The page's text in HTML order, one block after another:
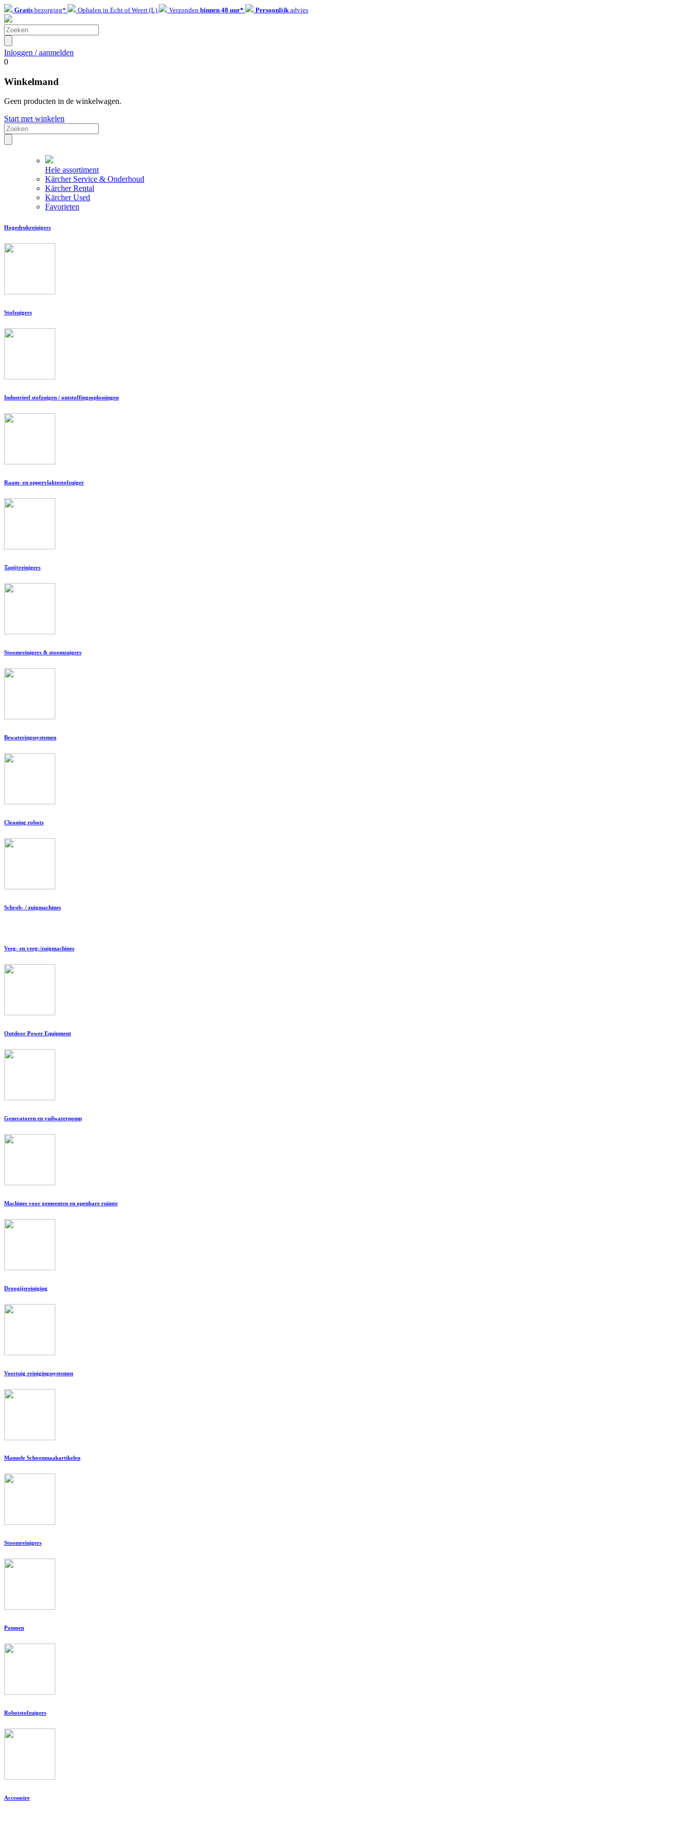
Gratis bezorging* Ophalen in Echt of Weert (L) Verzonden binnen 48 uur* Persoonlijkadvies
Inloggen / aanmelden
0
Winkelmand
Geen producten in de winkelwagen.
Start met winkelen
Hele assortiment
Kärcher Service & Onderhoud
Kärcher Rental
Kärcher Used
Favorieten
Hogedrukreinigers
Stofzuigers
Industrieel stofzuigen / ontstoffingsoplossingen
Raam- en oppervlaktestofzuiger
Tapijtreinigers
Stoomreinigers & stoomzuigers
Bewateringssystemen
Cleaning robots
Schrob- / zuigmachines
Veeg- en veeg-/zuigmachines
Outdoor Power Equipment
Generatoren en vuilwaterpomp
Machines voor gemeenten en openbare ruimte
Droogijsreiniging
Voertuig reinigingssystemen
Manuele Schoonmaakartikelen
Stoomreinigers
Pompen
Robotstofzuigers
Accessoire